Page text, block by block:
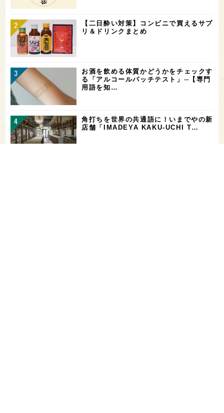
【二日酔い対策】コンビニで買えるサプ
リ＆ドリンクまとめ
お酒を飲める体質かどうかをチェックす
る「アルコールパッチテスト」─【専門
用語を知…
角打ちを世界の共通語に！いまでやの新
店舗「IMADEYA KAKU-UCHI T…